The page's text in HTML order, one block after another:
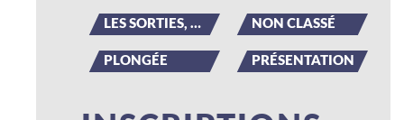
LES SORTIES, LES ÉVÉNEMENTS NON CLASSÉ
PLONGÉE PRÉSENTATION